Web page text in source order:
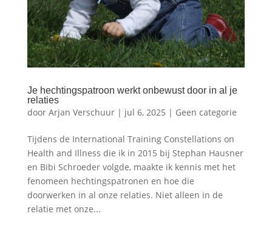
Je hechtingspatroon werkt onbewust door in al je
relaties
door Arjan Verschuur| jul 6, 2025 | Geen categorie
Tijdens de International Training Constellations on
Health and Illness die ik in 2015 bij Stephan Hausner
en Bibi Schroeder volgde, maakte ik kennis met het
fenomeen hechtingspatronen en hoe die
doorwerken in al onze relaties. Niet alleen in de
relatie met onze...